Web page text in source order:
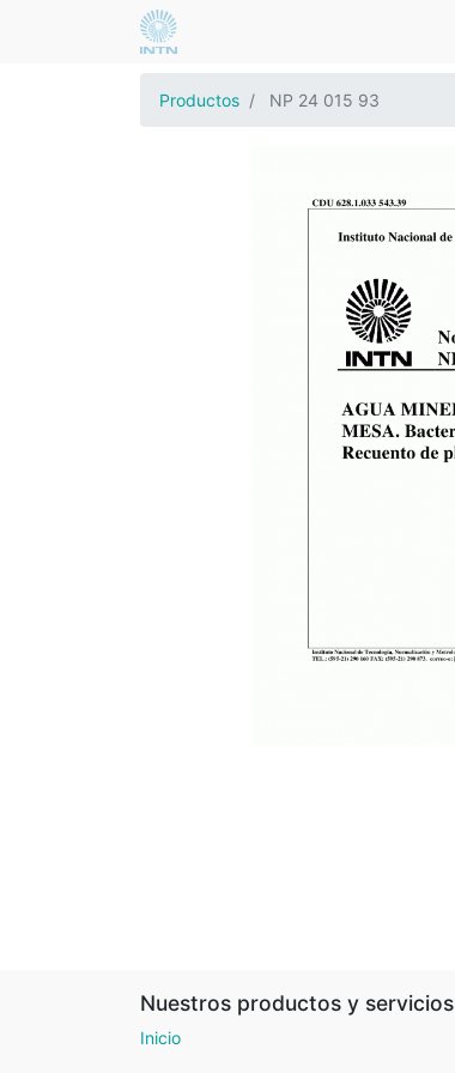
Productos NP 24 015 93
Nuestros productos y servicios
Inicio